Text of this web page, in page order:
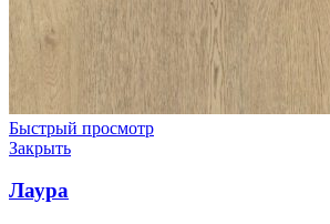
Быстрый просмотр
Закрыть
Лаура